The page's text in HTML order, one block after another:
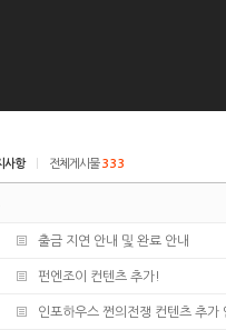
사항 전체게시물333
출금 지연 안내 및 완료 안내
펀엔조이 컨텐츠 추가!
인포하우스 쩐의전쟁 컨텐츠 추가